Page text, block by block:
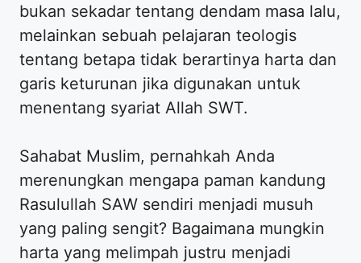
bukan sekadar tentang dendam masa lalu,
melainkan sebuah pelajaran teologis
tentang betapa tidak berartinya harta dan
garis keturunan jika digunakan untuk
menentang syariat Allah SWT.
Sahabat Muslim, pernahkah Anda
merenungkan mengapa paman kandung
Rasulullah SAW sendiri menjadi musuh
yang paling sengit? Bagaimana mungkin
harta yang melimpah justru menjadi